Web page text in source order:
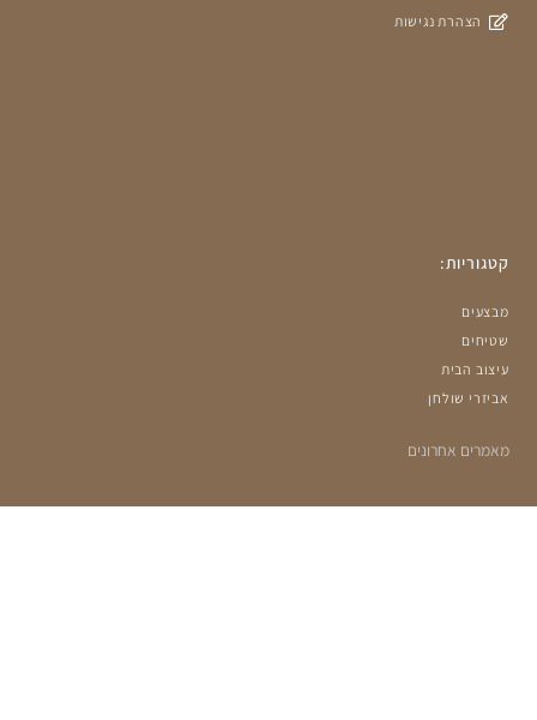
הצהרת נגישות
קטגוריות:
מבצעים
שטיחים
עיצוב הבית
אביזרי שולחן
מאמרים אחרונים